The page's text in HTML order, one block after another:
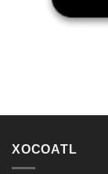
XOCOATL